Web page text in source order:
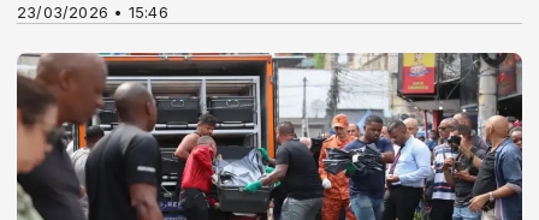
23/03/2026 • 15:46